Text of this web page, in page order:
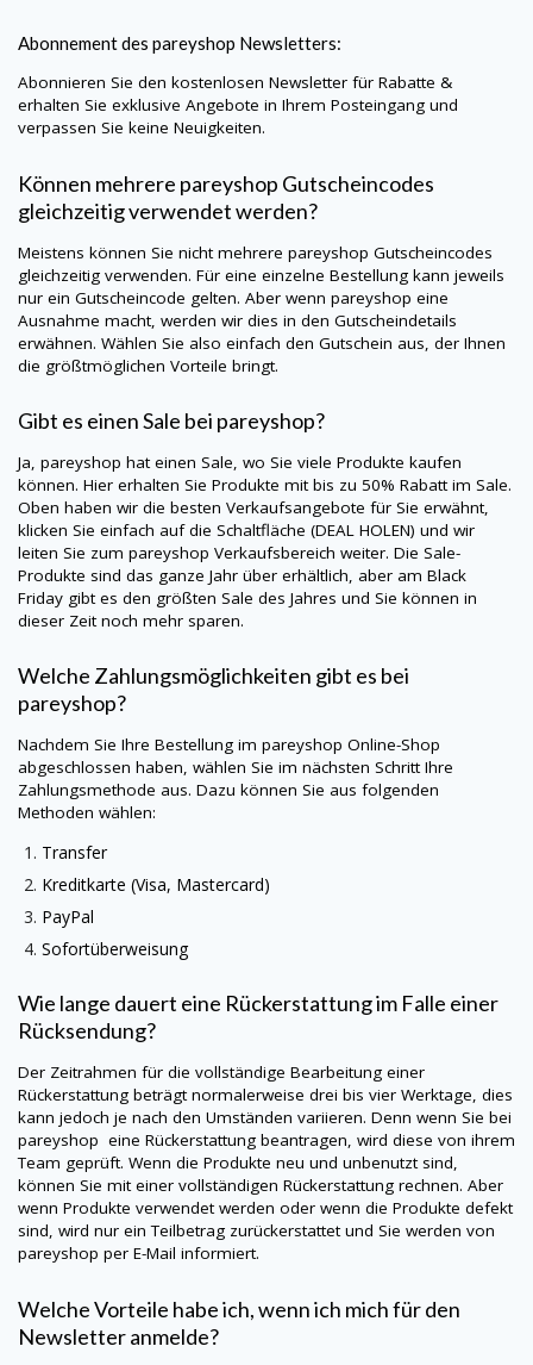
Abonnement des pareyshop Newsletters:
Abonnieren Sie den kostenlosen Newsletter für Rabatte &
erhalten Sie exklusive Angebote in Ihrem Posteingang und
verpassen Sie keine Neuigkeiten.
Können mehrere pareyshop Gutscheincodes
gleichzeitig verwendet werden?
Meistens können Sie nicht mehrere pareyshop Gutscheincodes
gleichzeitig verwenden. Für eine einzelne Bestellung kann jeweils
nur ein Gutscheincode gelten. Aber wenn pareyshop eine
Ausnahme macht, werden wir dies in den Gutscheindetails
erwähnen. Wählen Sie also einfach den Gutschein aus, der Ihnen
die größtmöglichen Vorteile bringt.
Gibt es einen Sale bei pareyshop?
Ja, pareyshop hat einen Sale, wo Sie viele Produkte kaufen
können. Hier erhalten Sie Produkte mit bis zu 50% Rabatt im Sale.
Oben haben wir die besten Verkaufsangebote für Sie erwähnt,
klicken Sie einfach auf die Schaltfläche (DEAL HOLEN) und wir
leiten Sie zum pareyshop Verkaufsbereich weiter. Die Sale-
Produkte sind das ganze Jahr über erhältlich, aber am Black
Friday gibt es den größten Sale des Jahres und Sie können in
dieser Zeit noch mehr sparen.
Welche Zahlungsmöglichkeiten gibt es bei
pareyshop?
Nachdem Sie Ihre Bestellung im pareyshop Online-Shop
abgeschlossen haben, wählen Sie im nächsten Schritt Ihre
Zahlungsmethode aus. Dazu können Sie aus folgenden
Methoden wählen:
Transfer
Kreditkarte (Visa, Mastercard)
PayPal
Sofortüberweisung
Wie lange dauert eine Rückerstattung im Falle einer
Rücksendung?
Der Zeitrahmen für die vollständige Bearbeitung einer
Rückerstattung beträgt normalerweise drei bis vier Werktage, dies
kann jedoch je nach den Umständen variieren. Denn wenn Sie bei
pareyshop eine Rückerstattung beantragen, wird diese von ihrem
Team geprüft. Wenn die Produkte neu und unbenutzt sind,
können Sie mit einer vollständigen Rückerstattung rechnen. Aber
wenn Produkte verwendet werden oder wenn die Produkte defekt
sind, wird nur ein Teilbetrag zurückerstattet und Sie werden von
pareyshop per E-Mail informiert.
Welche Vorteile habe ich, wenn ich mich für den
Newsletter anmelde?